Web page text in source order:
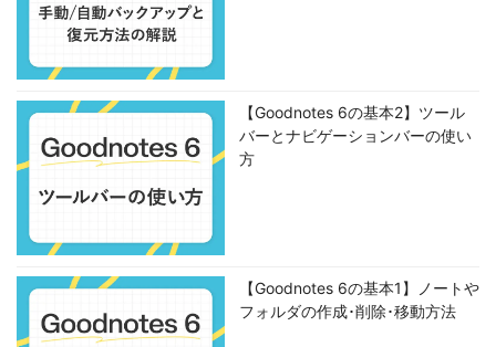
【Goodnotes 6の基本2】ツール
バーとナビゲーションバーの使い
方
【Goodnotes 6の基本1】ノートや
フォルダの作成･削除･移動方法